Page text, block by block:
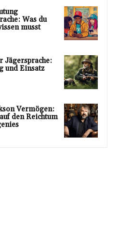
Was du
musst
Jägersprache:
und Einsatz
Vermögen:
den Reichtum